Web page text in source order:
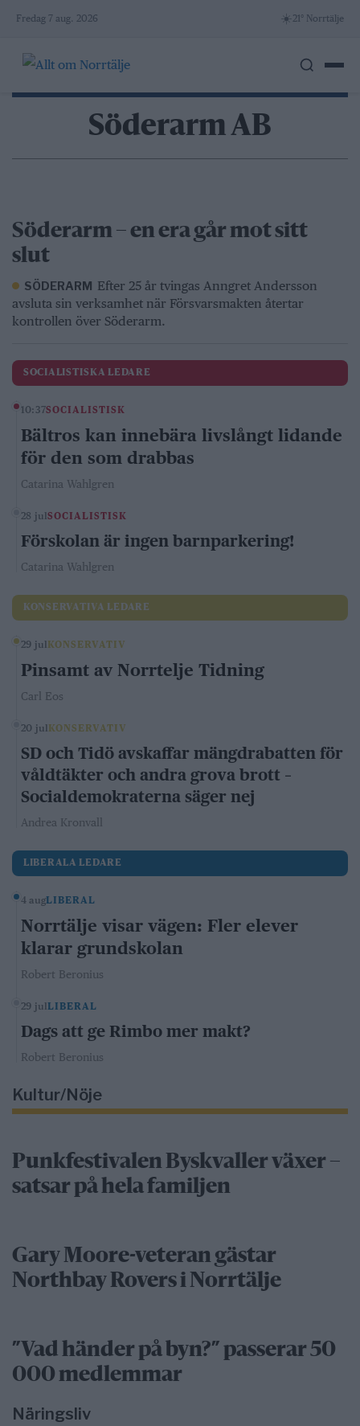
Skip
content
Fredag 7 aug. 2026 ☀️21° Norrtälje
Söderarm AB
Söderarm – en era går mot sitt
slut
SÖDERARM Efter 25 år tvingas Anngret Andersson
avsluta sin verksamhet när Försvarsmakten återtar
kontrollen över Söderarm.
SOCIALISTISKA LEDARE
10:37SOCIALISTISK
Bältros kan innebära livslångt lidande
för den som drabbas
Catarina Wahlgren
28 julSOCIALISTISK
Förskolan är ingen barnparkering!
Catarina Wahlgren
KONSERVATIVA LEDARE
29 jul KONSERVATIV
Pinsamt av Norrtelje Tidning
Carl Eos
20 jul KONSERVATIV
SD och Tidö avskaffar mängdrabatten för
våldtäkter och andra grova brott –
Socialdemokraterna säger nej
Andrea Kronvall
LIBERALA LEDARE
4 augLIBERAL
Norrtälje visar vägen: Fler elever
klarar grundskolan
Robert Beronius
29 julLIBERAL
Dags att ge Rimbo mer makt?
Robert Beronius
Kultur/Nöje
Punkfestivalen Byskvaller växer –
satsar på hela familjen
Gary Moore-veteran gästar
Northbay Rovers i Norrtälje
”Vad händer på byn?” passerar 50
000 medlemmar
Näringsliv